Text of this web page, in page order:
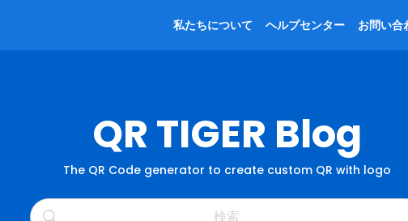
私たちについて ヘルプセンター お問い合
QR TIGER Blog
The QR Code generator to create custom QR with logo